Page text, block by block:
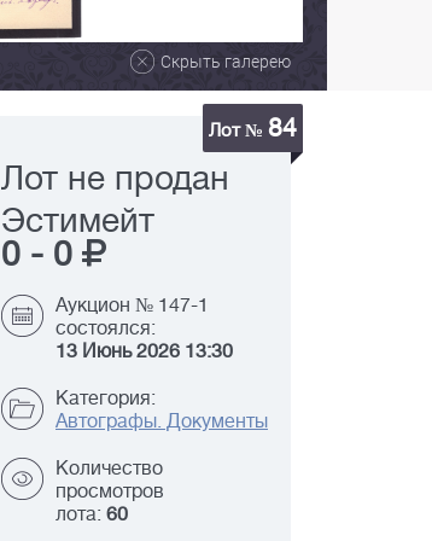
Скрыть галерею
Лот № 84
Лот не продан
Эстимейт
0 - 0
Аукцион № 147-1
состоялся:
13 Июнь 2026 13:30
Категория:
Автографы. Документы
Количество
просмотров
лота: 60